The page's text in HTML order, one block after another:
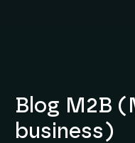
Blog M2B
business)